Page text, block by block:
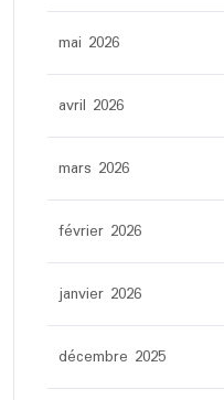
mai 2026
avril 2026
mars 2026
février 2026
janvier 2026
décembre 2025